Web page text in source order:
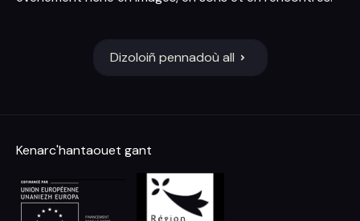
Dizoloiñ pennadoù all
Kenarc'hantaouet gant